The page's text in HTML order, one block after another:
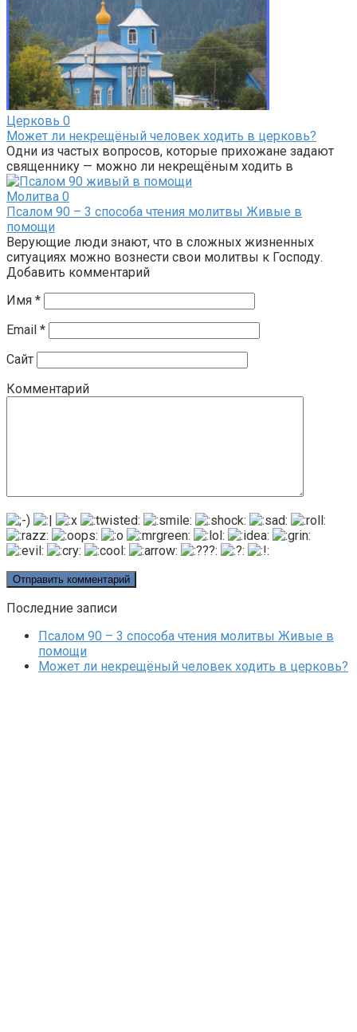
Церковь 0
Может ли некрещёный человек ходить в церковь?
Одни из частых вопросов, которые прихожане задают
священнику — можно ли некрещёным ходить в
Молитва 0
Псалом 90 – 3 способа чтения молитвы Живые в
помощи
Верующие люди знают, что в сложных жизненных
ситуациях можно вознести свои молитвы к Господу.
Добавить комментарий
Имя *
Email *
Сайт
Комментарий
Последние записи
Псалом 90 – 3 способа чтения молитвы Живые в
помощи
Может ли некрещёный человек ходить в церковь?